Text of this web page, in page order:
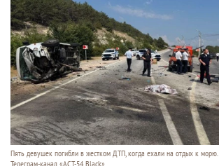
Пять девушек погибли в жестком ДТП, когда ехали на отдых к морю.